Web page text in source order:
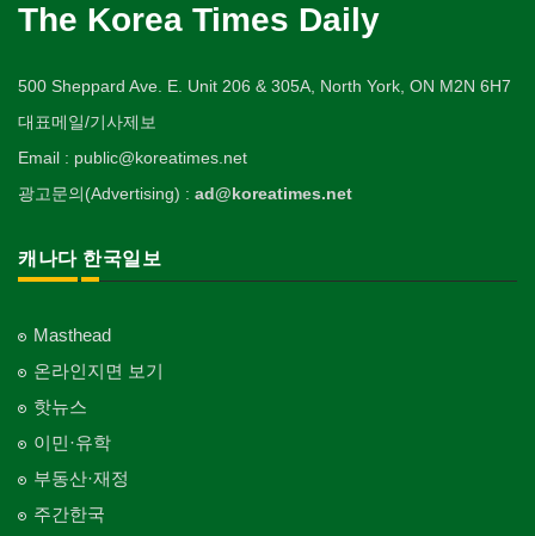
The Korea Times Daily
500 Sheppard Ave. E. Unit 206 & 305A, North York, ON M2N 6H7
대표메일/기사제보
Email : public@koreatimes.net
광고문의(Advertising) : ad@koreatimes.net
캐나다 한국일보
Masthead
온라인지면 보기
핫뉴스
이민·유학
부동산·재정
주간한국